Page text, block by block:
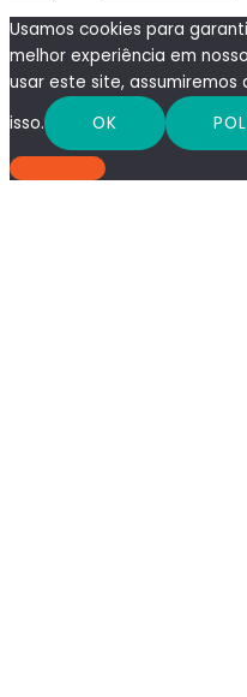
Usamos cookies para
melhor experiência em
usar este site,
isso.
OK